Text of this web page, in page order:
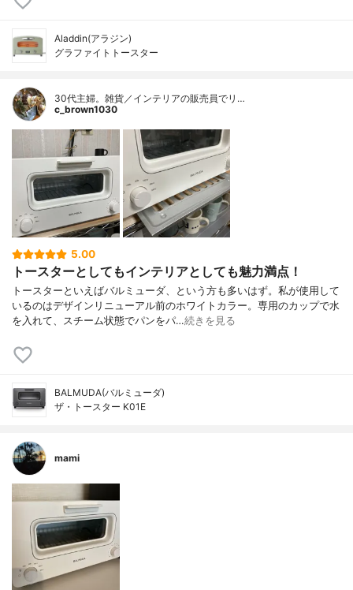
Aladdin(アラジン)
グラファイトトースター
30代主婦。雑貨／インテリアの販売員でリ…
c_brown1030
5.00
トースターとしてもインテリアとしても魅力満点！
トースターといえばバルミューダ、という方も多いはず。私が使用して
いるのはデザインリニューアル前のホワイトカラー。専用のカップで水
を入れて、スチーム状態でパンをパ…続きを見る
BALMUDA(バルミューダ)
ザ・トースター K01E
mami